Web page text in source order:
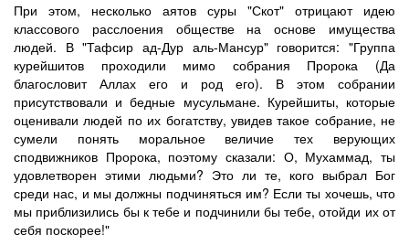
При этом, несколько аятов суры "Скот" отрицают идею
классового расслоения обществе на основе имущества
людей. В "Тафсир ад-Дур аль-Мансур" говорится: "Группа
курейшитов проходили мимо собрания Пророка (Да
благословит Аллах его и род его). В этом собрании
присутствовали и бедные мусульмане. Курейшиты, которые
оценивали людей по их богатству, увидев такое собрание, не
сумели понять моральное величие тех верующих
сподвижников Пророка, поэтому сказали: О, Мухаммад, ты
удовлетворен этими людьми? Это ли те, кого выбрал Бог
среди нас, и мы должны подчиняться им? Если ты хочешь, что
мы приблизились бы к тебе и подчинили бы тебе, отойди их от
себя поскорее!"